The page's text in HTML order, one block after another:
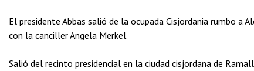
El presidente Abbas salió de la ocupada Cisjordania rumbo a
con la canciller Angela Merkel.
Salió del recinto presidencial en la ciudad cisjordana de